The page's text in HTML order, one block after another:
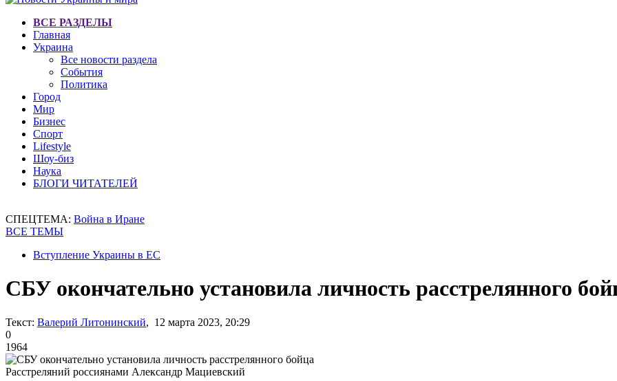
ВСЕ РАЗДЕЛЫ
Главная
Украина
Все новости раздела
События
Политика
Город
Мир
Бизнес
Спорт
Lifestyle
Шоу-биз
Наука
БЛОГИ ЧИТАТЕЛЕЙ
СПЕЦТЕМА: Война в Иране
ВСЕ ТЕМЫ
Вступление Украины в ЕС
СБУ окончательно установила личность расстрелянного
Текст: Валерий Литонинский, 12 марта 2023, 20:29
0
1964
Расстреляний россиянами Александр Мациевский